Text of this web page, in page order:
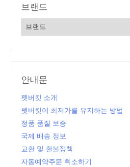
브랜드
안내문
펫버킷 소개
펫버킷이 최저가를 유지하는 방법
정품 품질 보증
국제 배송 정보
교환 및 환불정책
자동예약주문 취소하기